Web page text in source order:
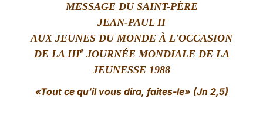
MESSAGE DU SAINT-PÈRE
JEAN-PAUL II
AUX JEUNES DU MONDE À L'OCCASION
DE LA IIIeJOURNÉE MONDIALE DE LA
JEUNESSE 1988
«Tout ce qu’il vous dira, faites-le» (Jn 2,5)